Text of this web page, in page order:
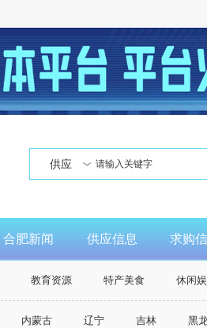
供应
合肥新闻 供应信息 求购
教育资源 特产美食 休闲
内蒙古 辽宁 吉林 黑